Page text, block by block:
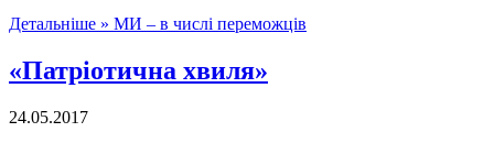
Детальніше » МИ – в числі переможців
«Патріотична хвиля»
24.05.2017